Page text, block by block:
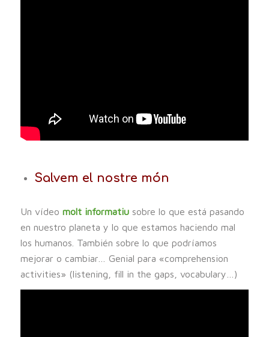
Salvem el nostre món
Un vídeo molt informatiusobre lo que está pasando
en nuestro planeta y lo que estamos haciendo mal
los humanos. También sobre lo que podríamos
mejorar o cambiar… Genial para «comprehension
activities» (listening, fill in the gaps, vocabulary…)